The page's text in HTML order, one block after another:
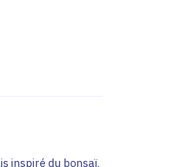
inspiré du bonsaï,